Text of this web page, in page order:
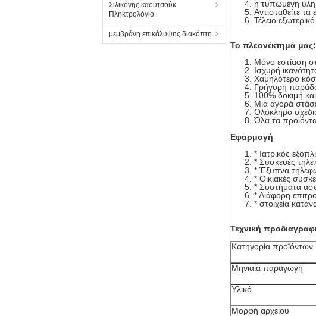
Σιλικόνης καουτσούκ
Πληκτρολόγιο
μεμβράνη επικάλυψης διακόπτη
η τυπωμένη ύλη
Αντισταθείτε
Τέλειο εξωτερικό
Το πλεονέκτημά μας:
Μόνο εστίαση
Ισχυρή
Χαμηλότερο
Γρήγορη
100% δοκιμή
Μια αγορά
Ολόκληρο
Όλα τα
Εφαρμογή
* Ιατρικός
* Συσκευές
* Έξυπνα
* Οικιακές
* Συστήματα
* Διάφορη
* στοιχεία
Τεχνική
Κατηγορία προϊόντων
Μηνιαία παραγωγή
Υλικό
Μορφή αρχείου